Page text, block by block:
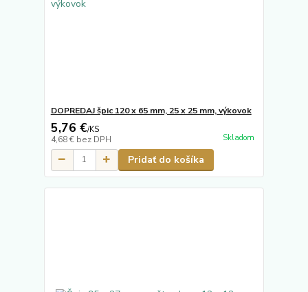
DOPREDAJ špic 120 x 65 mm, 25 x 25 mm, výkovok
5,76 €/KS
4,68 € bez DPH Skladom
Pridať do košíka